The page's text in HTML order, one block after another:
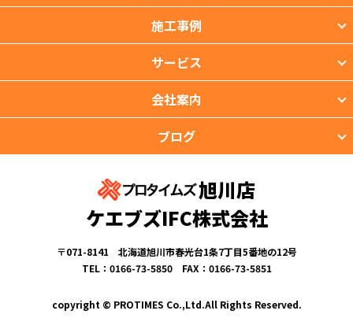
施工事例
サービス
会社案内
ブログ
旭川店
ケエブズIFC株式会社
〒071-8141 北海道旭川市春光台1条7丁目5番地の12号
TEL：0166-73-5850 FAX：0166-73-5851
copyright © PROTIMES Co.,Ltd.All Rights Reserved.